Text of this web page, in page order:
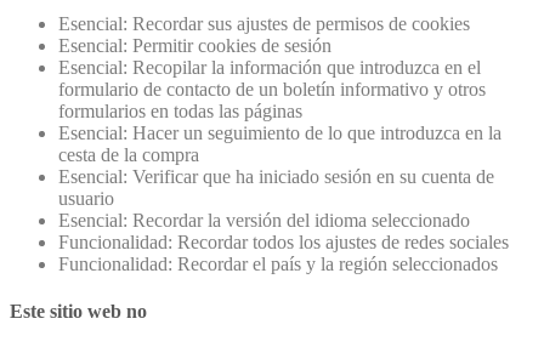
Esencial: Recordar sus ajustes de permisos de cookies
Esencial: Permitir cookies de sesión
Esencial: Recopilar la información que introduzca en el
formulario de contacto de un boletín informativo y otros
formularios en todas las páginas
Esencial: Hacer un seguimiento de lo que introduzca en la
cesta de la compra
Esencial: Verificar que ha iniciado sesión en su cuenta de
usuario
Esencial: Recordar la versión del idioma seleccionado
Funcionalidad: Recordar todos los ajustes de redes sociales
Funcionalidad: Recordar el país y la región seleccionados
Este sitio web no